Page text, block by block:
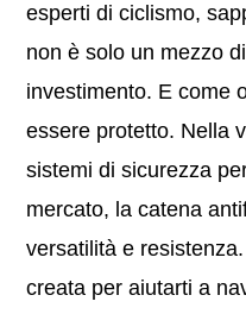
esperti di ciclismo,
non è solo un mezzo
investimento. E come
essere protetto. Nella
sistemi di sicurezza
mercato, la catena
versatilità e
creata per aiutarti a